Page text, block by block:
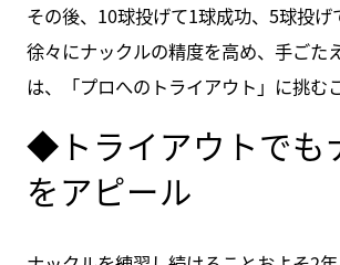
その後、10球投げて1球成功、5球投げ
徐々にナックルの精度を高め、手ごた
は、「プロへのトライアウト」に挑む
◆トライアウトでも
をアピール